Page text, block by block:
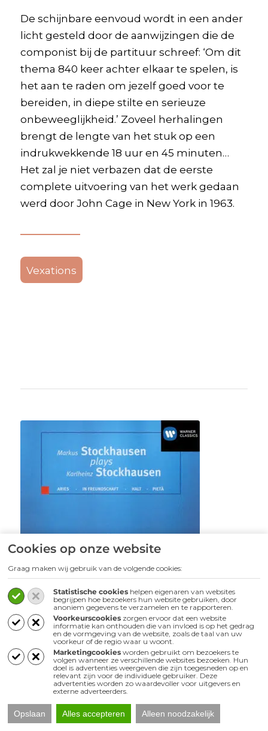
Cookies op onze website
Graag maken wij gebruik van de volgende cookies:
Statistische cookies helpen eigenaren van websites
begrijpen hoe bezoekers hun website gebruiken, door
anoniem gegevens te verzamelen en te rapporteren.
Voorkeurscookies zorgen ervoor dat een website
informatie kan onthouden die van invloed is op het gedrag
en de vormgeving van de website, zoals de taal van uw
voorkeur of de regio waar u woont.
Marketingcookies worden gebruikt om bezoekers te
volgen wanneer ze verschillende websites bezoeken. Hun
doel is advertenties weergeven die zijn toegesneden op en
relevant zijn voor de individuele gebruiker. Deze
advertenties worden zo waardevoller voor uitgevers en
externe adverteerders.
Opslaan Alles accepteren Alleen noodzakelijk
De schijnbare eenvoud wordt in een ander
licht gesteld door de aanwijzingen die de
componist bij de partituur schreef: ‘Om dit
thema 840 keer achter elkaar te spelen, is
het aan te raden om jezelf goed voor te
bereiden, in diepe stilte en serieuze
onbeweeglijkheid.’ Zoveel herhalingen
brengt de lengte van het stuk op een
indrukwekkende 18 uur en 45 minuten…
Het zal je niet verbazen dat de eerste
complete uitvoering van het werk gedaan
werd door John Cage in New York in 1963.
Vexations
Markus Stockhausen
plays Karlheinz
Stockhausen
Luister het album
8.Licht– Karlheinz